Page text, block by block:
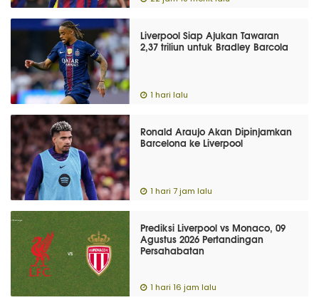
Liverpool Siap Ajukan Tawaran
2,37 triliun untuk Bradley Barcola
1 hari lalu
Ronald Araujo Akan Dipinjamkan
Barcelona ke Liverpool
1 hari 7 jam lalu
Prediksi Liverpool vs Monaco, 09
Agustus 2026 Pertandingan
Persahabatan
1 hari 16 jam lalu